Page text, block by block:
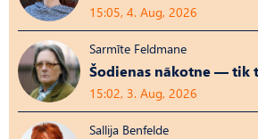
15:05, 4. Aug, 2026
Sarmīte Feldmane
Šodienas nākotne — tik
15:02, 3. Aug, 2026
Sallija Benfelde